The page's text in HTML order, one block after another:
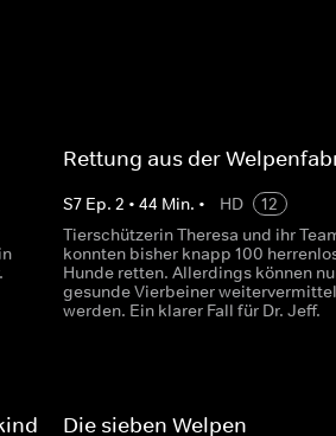
Rettung aus der
S7 Ep.2 •44 Min. • HD
12
Tierschützerin Theresa und ihr
konnten bisher knapp 100
Hunde retten. Allerdings können
gesunde Vierbeiner
werden. Ein klarer Fall für Dr. Jeff.
Die sieben Welpen